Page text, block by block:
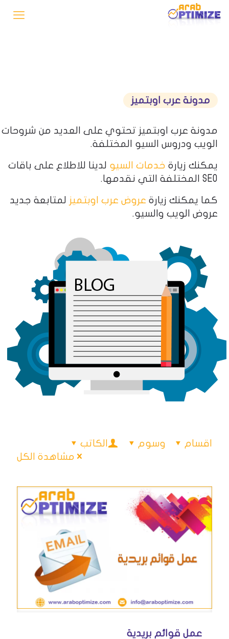
مدونة عرب اوبتميز
مدونة عرب اوبتميز تحتوي على العديد من شروحات
الويب ودروس السيو المختلفة.
يمكنك زيارة خدمات السيو لدينا للاطلاع على باقات
SEO المختلفة التي نقدمها.
كما يمكنك زيارة عروض عرب اوبتميز لمتابعة جديد
عروض الويب والسيو.
اقسام وسوم
الكاتب
مشاهدة الكل
عمل قوائم بريدية